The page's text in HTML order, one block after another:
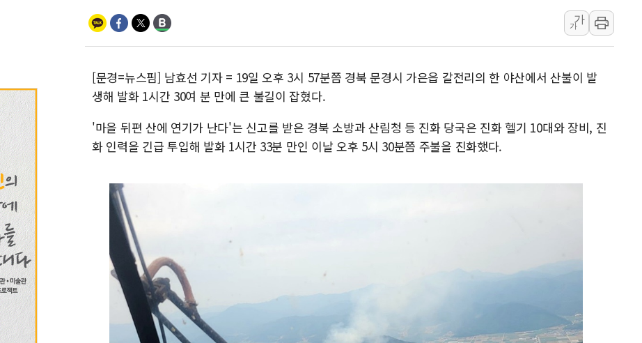
쿠팡, 로켓직구 신규 브랜드 600
종근당, '벤포벨에스' 신규 광
S-OIL, 창립 50주년 기념 감동의
현대차, '힐스테이트 더웨이브
케이엠제약, 3억원 규모 자사주
김건희, '로저비비에 선물' 김
"HBF 표준 공개로 상용화 속
김민석 "호남과 수도권서 최
NH농협금융, '경영계획
가
가
[문경=뉴스핌] 남효선 기자 = 19일 오후 3시 57분쯤 경북 문경시 가은읍 갈전리의 한 야산에서 산불이 발
생해 발화 1시간 30여 분 만에 큰 불길이 잡혔다.
'마을 뒤편 산에 연기가 난다'는 신고를 받은 경북 소방과 산림청 등 진화 당국은 진화 헬기 10대와 장비, 진
화 인력을 긴급 투입해 발화 1시간 33분 만인 이날 오후 5시 30분쯤 주불을 진화했다.